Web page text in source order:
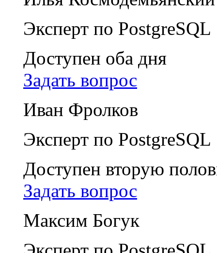
Эксперт по PostgreSQL
Доступен оба дня
Задать вопрос
Иван Фролков
Эксперт по PostgreSQL
Доступен вторую
Задать вопрос
Максим Богук